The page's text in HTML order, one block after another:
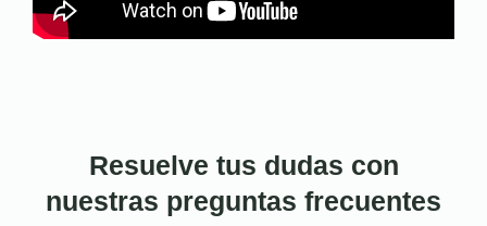
Resuelve tus dudas con
nuestras preguntas frecuentes